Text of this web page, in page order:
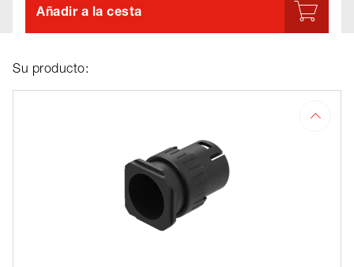
Añadir a la cesta
Su producto: